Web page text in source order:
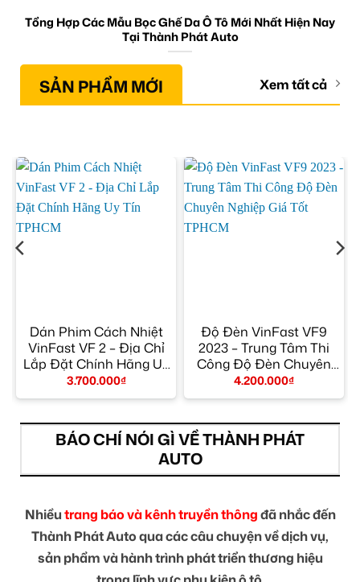
Tổng Hợp Các Mẫu Bọc Ghế Da Ô Tô Mới Nhất Hiện Nay
Tại Thành Phát Auto
SẢN PHẨM MỚI Xem tất cả
Dán Phim Cách Nhiệt
VinFast VF 2 – Địa Chỉ
Lắp Đặt Chính Hãng Uy
Tín TPHCM
3.700.000₫
Độ Đèn VinFast VF9
2023 – Trung Tâm Thi
Công Độ Đèn Chuyên
Nghiệp Giá Tốt TPHCM
4.200.000₫
BÁO CHÍ NÓI GÌ VỀ THÀNH PHÁT
AUTO
Nhiềutrang báo và kênh truyền thôngđã nhắc đến
Thành Phát Auto qua các câu chuyện về dịch vụ,
sản phẩm và hành trình phát triển thương hiệu